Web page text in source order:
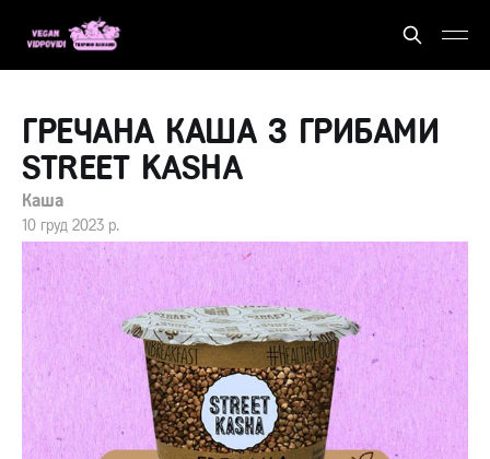
ГРЕЧАНА КАША З ГРИБАМИ
STREET KASHA
Каша
10 груд 2023 р.